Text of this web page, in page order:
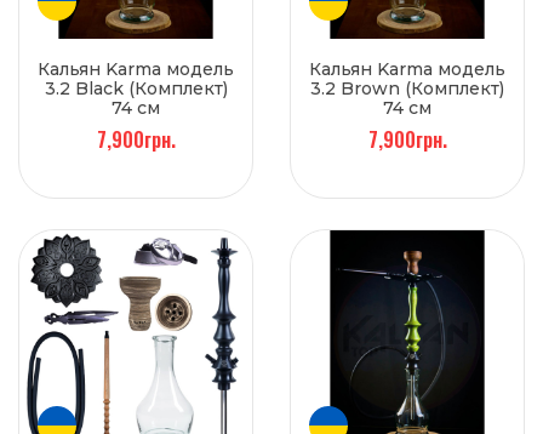
Кальян Karma модель
3.2 Black (Комплект)
74 см
7,900грн.
Кальян Karma модель
3.2 Brown (Комплект)
74 см
7,900грн.